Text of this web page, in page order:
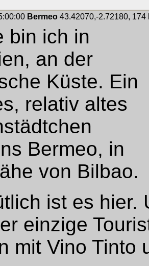
Bermeo43.42070,-2.72180, 174
bin ich in
an der
Küste. Ein
relativ altes
Bermeo, in
von Bilbao.
ist es hier.
einzige
mit Vino Tinto